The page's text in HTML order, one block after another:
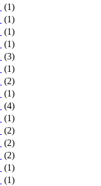
(1)
(1)
(1)
(1)
(3)
(1)
(2)
(1)
(4)
(1)
(2)
(2)
(2)
(1)
(1)